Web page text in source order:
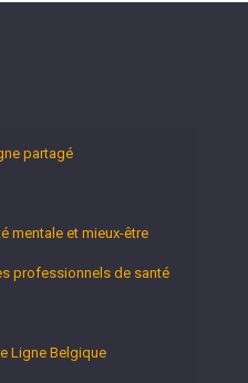
partagé
mentale et mieux-être
professionnels de santé
Ligne Belgique